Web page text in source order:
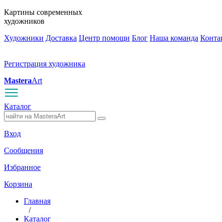
Картины современных
художников
Художники Доставка Центр помощи Блог Наша команда
Регистрация художника
MasteraArt
Каталог
Вход
Сообщения
Избранное
Корзина
Главная
/
Каталог